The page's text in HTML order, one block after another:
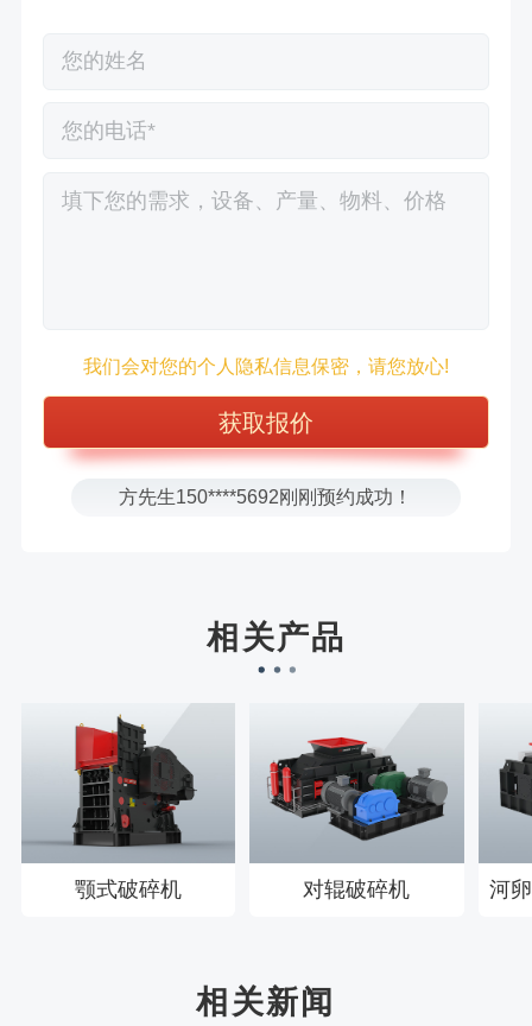
我们会对您的个人隐私信息保密，请您放心!
张先生156****2060刚刚预约成功！
张先生131****7997刚刚预约成功！
方先生150****5692刚刚预约成功！
徐先生132****0391刚刚预约成功！
相关产品
颚式破碎机 对辊破碎机 河
相关新闻